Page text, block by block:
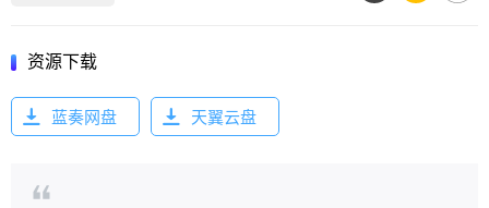
资源下载
蓝奏网盘 天翼云盘